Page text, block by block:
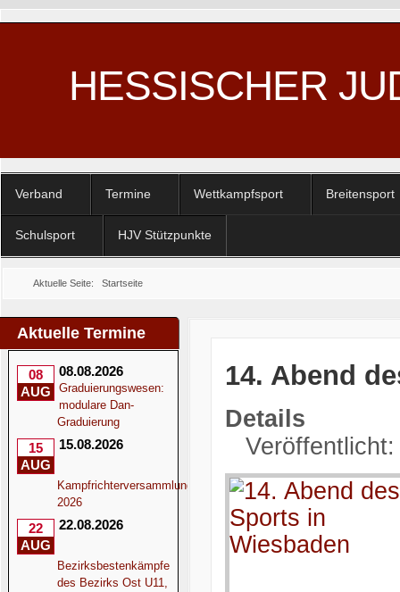
HESSISCHER
Verband Termine Wettkampfsport Breitensport
Schulsport HJV Stützpunkte
Aktuelle Seite: Startseite
Aktuelle Termine
08
AUG
08.08.2026
Graduierungswesen:
modulare Dan-
Graduierung
15
AUG
15.08.2026
Kampfrichterversammlung
2026
22
AUG
22.08.2026
Bezirksbestenkämpfe
des Bezirks Ost U11,
14. Abend
Details